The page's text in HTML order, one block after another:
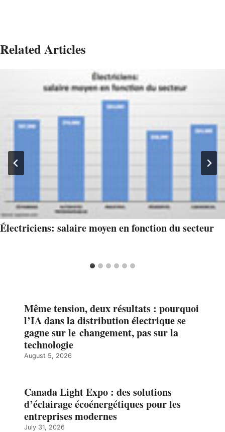
Related Articles
Électriciens: salaire moyen en fonction du secteur
Même tension, deux résultats : pourquoi
l’IA dans la distribution électrique se
gagne sur le changement, pas sur la
technologie
August 5, 2026
Canada Light Expo : des solutions
d’éclairage écoénergétiques pour les
entreprises modernes
July 31, 2026